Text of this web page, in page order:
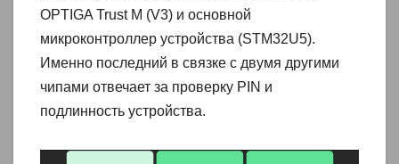
OPTIGA Trust M (V3) и основной
микроконтроллер устройства (STM32U5).
Именно последний в связке с двумя другими
чипами отвечает за проверку PIN и
подлинность устройства.